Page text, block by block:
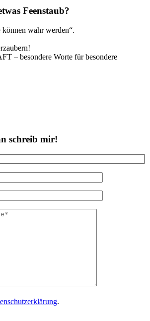
Feenstaub?
können wahr werden“.
– besondere Worte für besondere
schreib mir!
.